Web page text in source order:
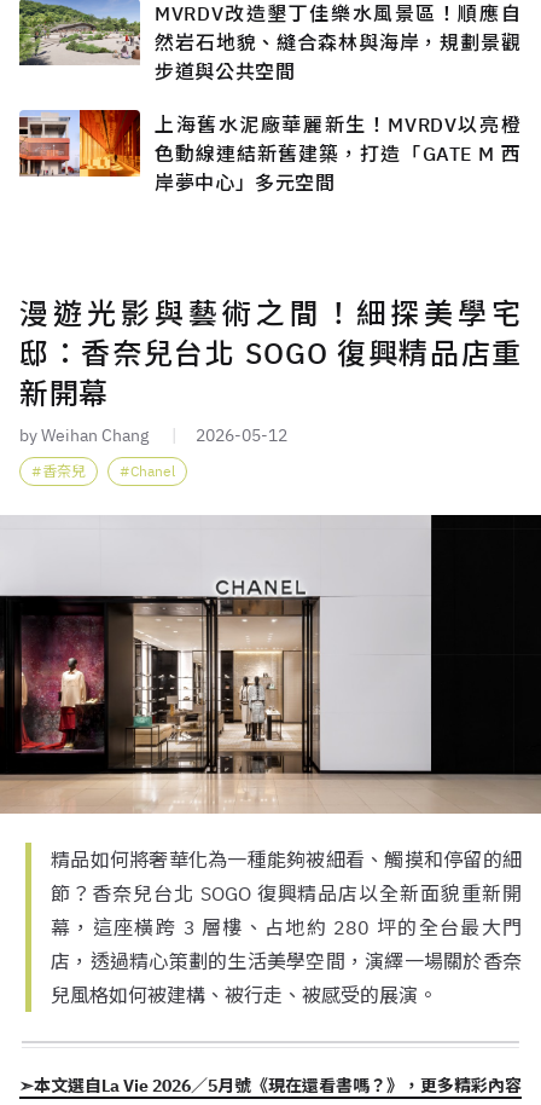
MVRDV改造墾丁佳樂水風景區！順應自
然岩石地貌、縫合森林與海岸，規劃景觀
步道與公共空間
上海舊水泥廠華麗新生！MVRDV以亮橙
色動線連結新舊建築，打造「GATE M 西
岸夢中心」多元空間
漫遊光影與藝術之間！細探美學宅
邸：香奈兒台北 SOGO 復興精品店重
新開幕
by Weihan Chang 2026-05-12
香奈兒 Chanel
精品如何將奢華化為一種能夠被細看、觸摸和停留的細
節？香奈兒台北 SOGO 復興精品店以全新面貌重新開
幕，這座橫跨 3 層樓、占地約 280 坪的全台最大門
店，透過精心策劃的生活美學空間，演繹一場關於香奈
兒風格如何被建構、被行走、被感受的展演。
➣本文選自La Vie 2026／5月號《現在還看書嗎？》，更多精彩內容